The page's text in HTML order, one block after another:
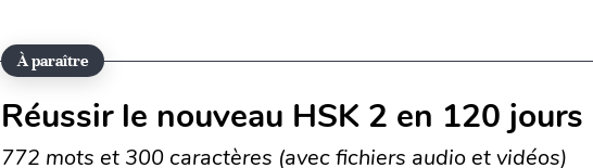
À paraître
Réussir le nouveau HSK 2 en 120 jours
772 mots et 300 caractères (avec fichiers audio et vidéos)